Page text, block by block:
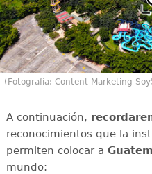
(Fotografía: Content Marketing
A continuación,
reconocimientos que la
permiten colocar a
mundo: